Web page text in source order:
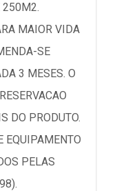
250M2.
MAIOR VIDA
SE
3 MESES. O
DO PRODUTO.
EQUIPAMENTO
PELAS